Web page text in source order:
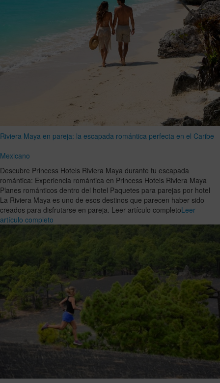
Riviera Maya en pareja: la escapada romántica perfecta en el Caribe
Mexicano
Descubre Princess Hotels Riviera Maya durante tu escapada
romántica: Experiencia romántica en Princess Hotels Riviera Maya
Planes románticos dentro del hotel Paquetes para parejas por hotel
La Riviera Maya es uno de esos destinos que parecen haber sido
creados para disfrutarse en pareja. Leer artículo completoLeer
artículo completo